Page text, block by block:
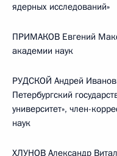
ядерных исследований»
ПРИМАКОВ Евгений
академии наук
РУДСКОЙ Андрей
Петербургский
университет», член-
наук
ХЛУНОВ Александр